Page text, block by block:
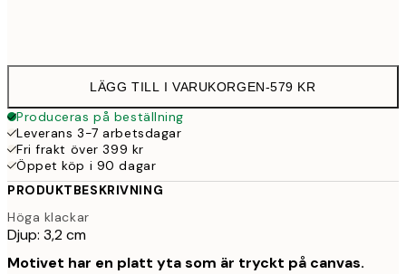
LÄGG TILL I VARUKORGEN-579 KR
Produceras på beställning
Leverans 3-7 arbetsdagar
Fri frakt över 399 kr
Öppet köp i 90 dagar
PRODUKTBESKRIVNING
Höga klackar
Djup: 3,2 cm
Motivet har en platt yta som är tryckt på canvas.